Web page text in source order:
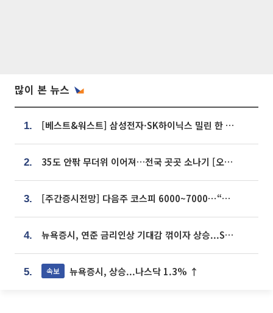
많이 본 뉴스
1. [베스트&워스트] 삼성전자·SK하이닉스 밀린 한 주…상상인증권은 85% 급등
2. 35도 안팎 무더위 이어져…전국 곳곳 소나기 [오늘 날씨]
3. [주간증시전망] 다음주 코스피 6000~7000⋯“外人 수급은 정책이 변수”
4. 뉴욕증시, 연준 금리인상 기대감 꺾이자 상승...S&P500 사상 최고치 [종합]
5. 속보 뉴욕증시, 상승...나스닥 1.3% ↑